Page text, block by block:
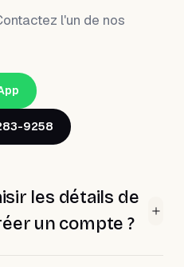
l'un de nos
9258
les détails de
un compte ?